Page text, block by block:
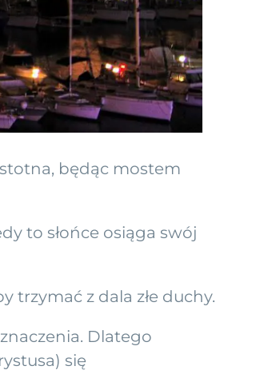
będąc mostem
to słońce osiąga swój
trzymać z dala złe duchy.
Dlatego
się